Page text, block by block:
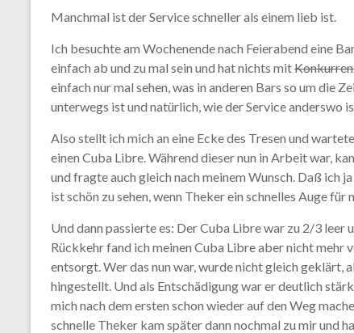
Manchmal ist der Service schneller als einem lieb ist.
Ich besuchte am Wochenende nach Feierabend eine
einfach ab und zu mal sein und hat nichts mit
einfach nur mal sehen, was in anderen Bars so um die
unterwegs ist und natürlich, wie der Service anderswo
Also stellt ich mich an eine Ecke des Tresen und
einen Cuba Libre. Während dieser nun in Arbeit war,
und fragte auch gleich nach meinem Wunsch. Daß ich
ist schön zu sehen, wenn Theker ein schnelles Auge für
Und dann passierte es: Der Cuba Libre war zu 2/3
Rückkehr fand ich meinen Cuba Libre aber nicht mehr
entsorgt. Wer das nun war, wurde nicht gleich geklärt,
hingestellt. Und als Entschädigung war er deutlich
mich nach dem ersten schon wieder auf den Weg
schnelle Theker kam später dann nochmal zu mir und